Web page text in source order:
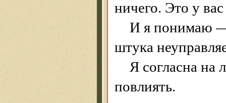
ничего. Это у
И я понимаю —
штука
Я согласна на
повлиять.